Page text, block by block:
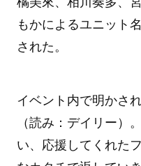
もかによるユニット
された。
イベント内で明かさ
（読み：デイリー）
い、応援してくれた